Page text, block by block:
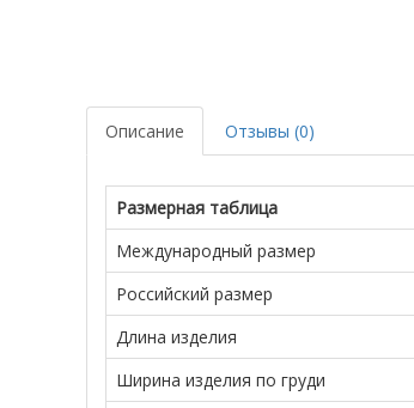
Описание Отзывы (0)
Размерная таблица
Международный размер
Российский размер
Длина изделия
Ширина изделия по груди